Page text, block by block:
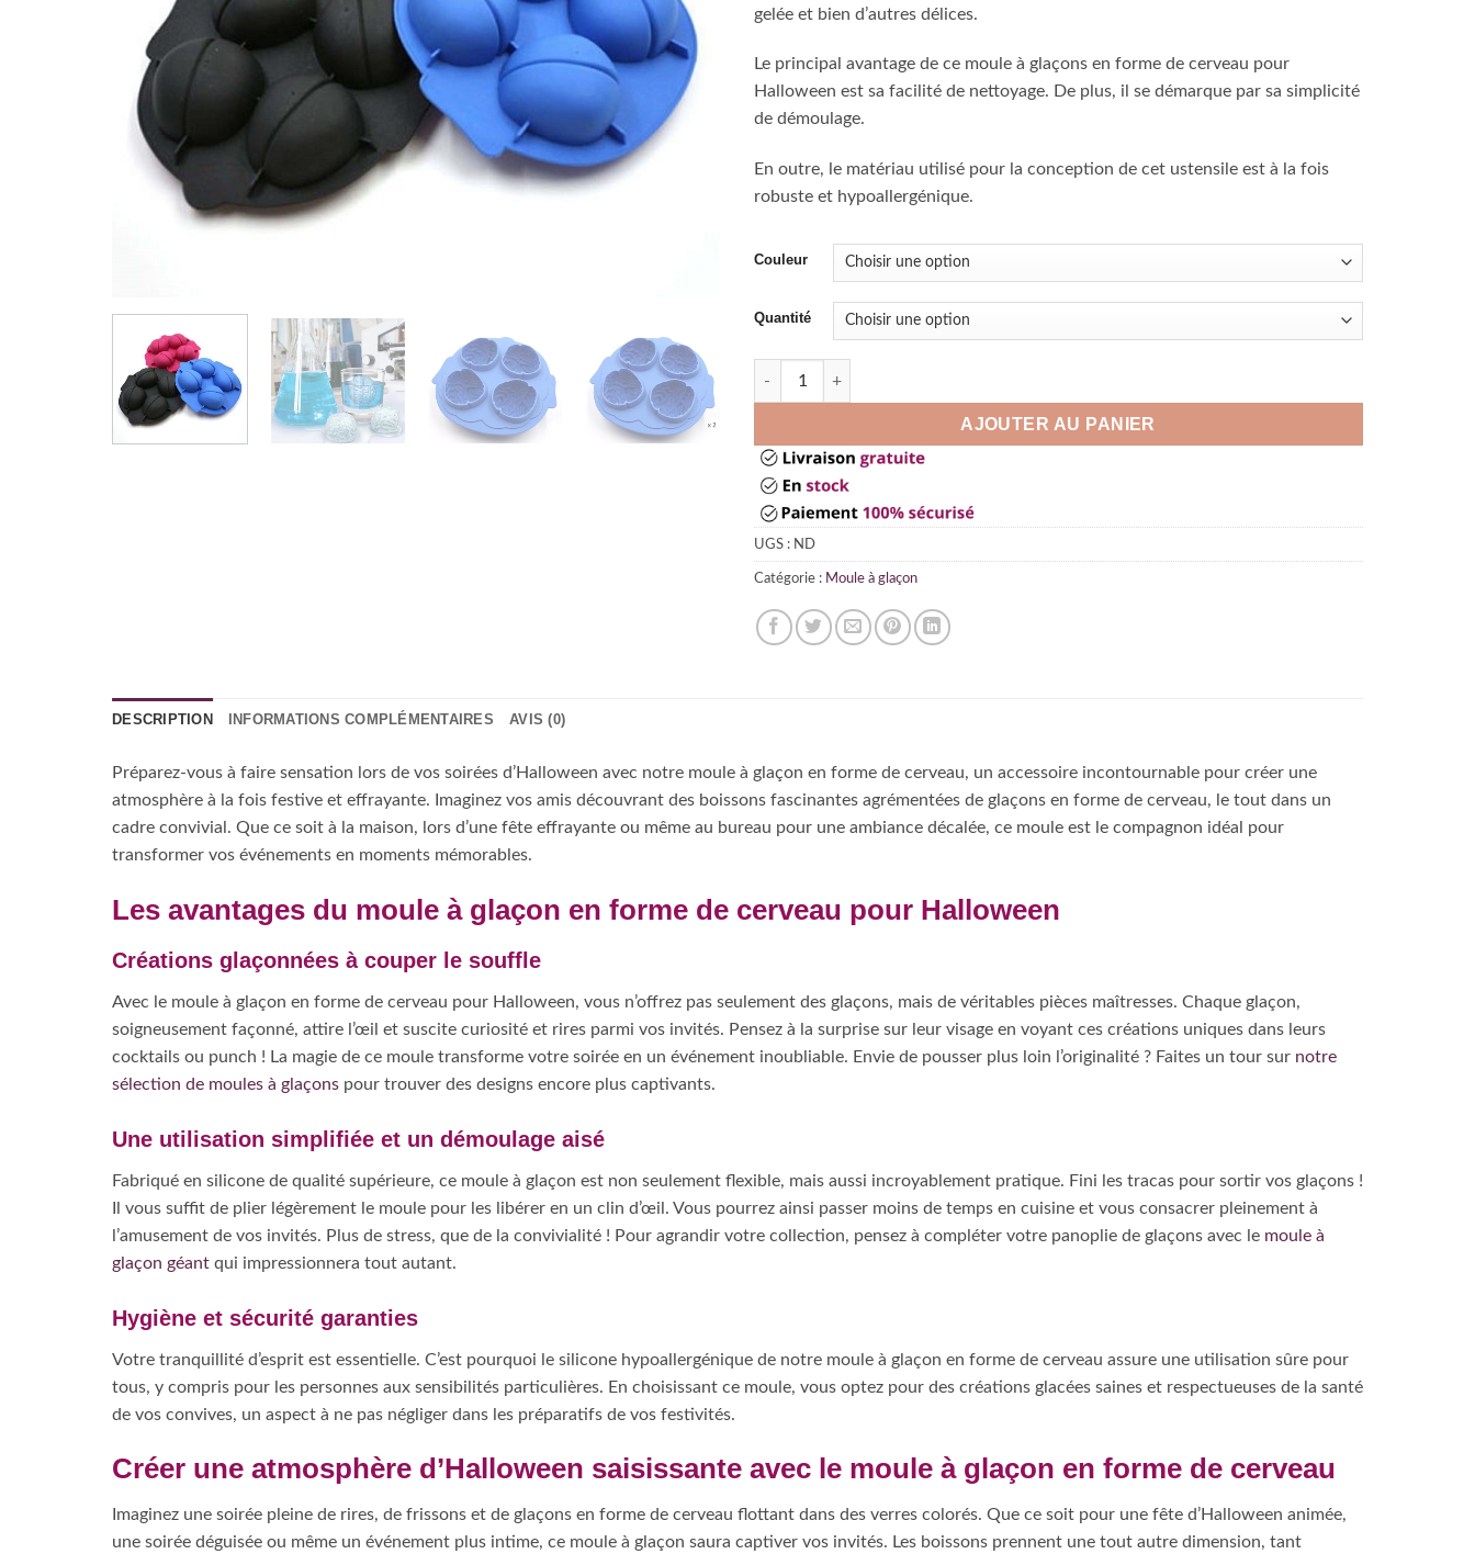
gelée et bien d’autres délices.
Le principal avantage de ce moule à glaçons en forme de cerveau pour
Halloween est sa facilité de nettoyage. De plus, il se démarque par sa simplicité
de démoulage.
En outre, le matériau utilisé pour la conception de cet ustensile est à la fois
robuste et hypoallergénique.
Couleur
Quantité
AJOUTER AU PANIER
UGS : ND
Catégorie : Moule à glaçon
DESCRIPTION INFORMATIONS COMPLÉMENTAIRES AVIS (0)
Préparez-vous à faire sensation lors de vos soirées d’Halloween avec notre moule à glaçon en forme de cerveau, un accessoire incontournable pour créer une
atmosphère à la fois festive et effrayante. Imaginez vos amis découvrant des boissons fascinantes agrémentées de glaçons en forme de cerveau, le tout dans un
cadre convivial. Que ce soit à la maison, lors d’une fête effrayante ou même au bureau pour une ambiance décalée, ce moule est le compagnon idéal pour
transformer vos événements en moments mémorables.
Les avantages du moule à glaçon en forme de cerveau pour Halloween
Créations glaçonnées à couper le souffle
Avec le moule à glaçon en forme de cerveau pour Halloween, vous n’offrez pas seulement des glaçons, mais de véritables pièces maîtresses. Chaque glaçon,
soigneusement façonné, attire l’œil et suscite curiosité et rires parmi vos invités. Pensez à la surprise sur leur visage en voyant ces créations uniques dans leurs
cocktails ou punch ! La magie de ce moule transforme votre soirée en un événement inoubliable. Envie de pousser plus loin l’originalité ? Faites un tour sur notre
sélection de moules à glaçons pour trouver des designs encore plus captivants.
Une utilisation simplifiée et un démoulage aisé
Fabriqué en silicone de qualité supérieure, ce moule à glaçon est non seulement flexible, mais aussi incroyablement pratique. Fini les tracas pour sortir vos glaçons !
Il vous suffit de plier légèrement le moule pour les libérer en un clin d’œil. Vous pourrez ainsi passer moins de temps en cuisine et vous consacrer pleinement à
l’amusement de vos invités. Plus de stress, que de la convivialité ! Pour agrandir votre collection, pensez à compléter votre panoplie de glaçons avec le moule à
glaçon géant qui impressionnera tout autant.
Hygiène et sécurité garanties
Votre tranquillité d’esprit est essentielle. C’est pourquoi le silicone hypoallergénique de notre moule à glaçon en forme de cerveau assure une utilisation sûre pour
tous, y compris pour les personnes aux sensibilités particulières. En choisissant ce moule, vous optez pour des créations glacées saines et respectueuses de la santé
de vos convives, un aspect à ne pas négliger dans les préparatifs de vos festivités.
Créer une atmosphère d’Halloween saisissante avec le moule à glaçon en forme de cerveau
Imaginez une soirée pleine de rires, de frissons et de glaçons en forme de cerveau flottant dans des verres colorés. Que ce soit pour une fête d’Halloween animée,
une soirée déguisée ou même un événement plus intime, ce moule à glaçon saura captiver vos invités. Les boissons prennent une tout autre dimension, tant